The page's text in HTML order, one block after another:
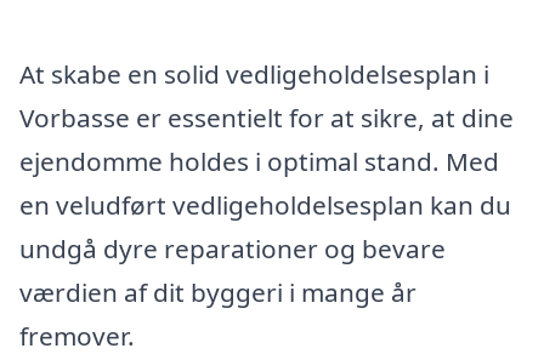
At skabe en solid vedligeholdelsesplan i
Vorbasse er essentielt for at sikre, at dine
ejendomme holdes i optimal stand. Med
en veludført vedligeholdelsesplan kan du
undgå dyre reparationer og bevare
værdien af dit byggeri i mange år
fremover.